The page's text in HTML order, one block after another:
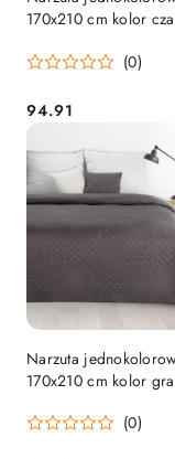
170x210 cm kolor
(0)
Cena:
94.91
Narzuta
170x210 cm kolor
(0)